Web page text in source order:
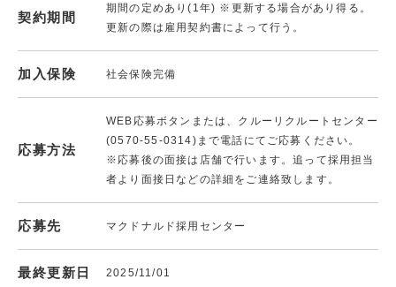
契約期間
期間の定めあり(1年) ※更新する場合があり得る。
更新の際は雇用契約書によって行う。
加入保険 社会保険完備
応募方法
WEB応募ボタンまたは、クルーリクルートセンター
(0570-55-0314)まで電話にてご応募ください。
※応募後の面接は店舗で行います。追って採用担当
者より面接日などの詳細をご連絡致します。
応募先 マクドナルド採用センター
最終更新日 2025/11/01